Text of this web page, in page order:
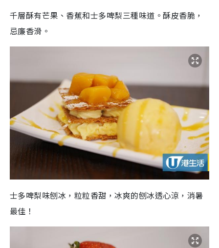
千層酥有芒果、香蕉和士多啤梨三種味道。酥皮香脆，
忌廉香滑。
士多啤梨味刨冰，粒粒香甜，冰爽的刨冰透心涼，消暑
最佳！